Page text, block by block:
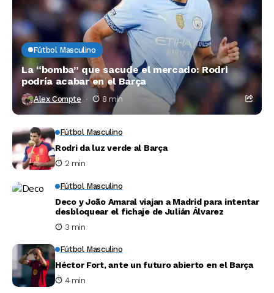
Fútbol Masculino
La “bomba” que sacude el mercado: Rodri
podría acabar en el Barça
Alex Compte 8 min
Fútbol Masculino
Rodri da luz verde al Barça
2 min
Fútbol Masculino
Deco y João Amaral viajan a Madrid para intentar
desbloquear el fichaje de Julián Álvarez
3 min
Fútbol Masculino
Héctor Fort, ante un futuro abierto en el Barça
4 min